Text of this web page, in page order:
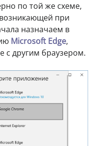
по той же схеме,
при
назначаем в
Microsoft Edge,
с другим браузером.